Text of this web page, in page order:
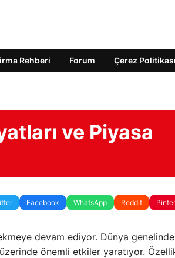
Rehberi Forum Çerez Politikası
ve Piyasa
Facebook WhatsApp Reddit
devam ediyor. Dünya genelinde
önemli etkiler yaratıyor.